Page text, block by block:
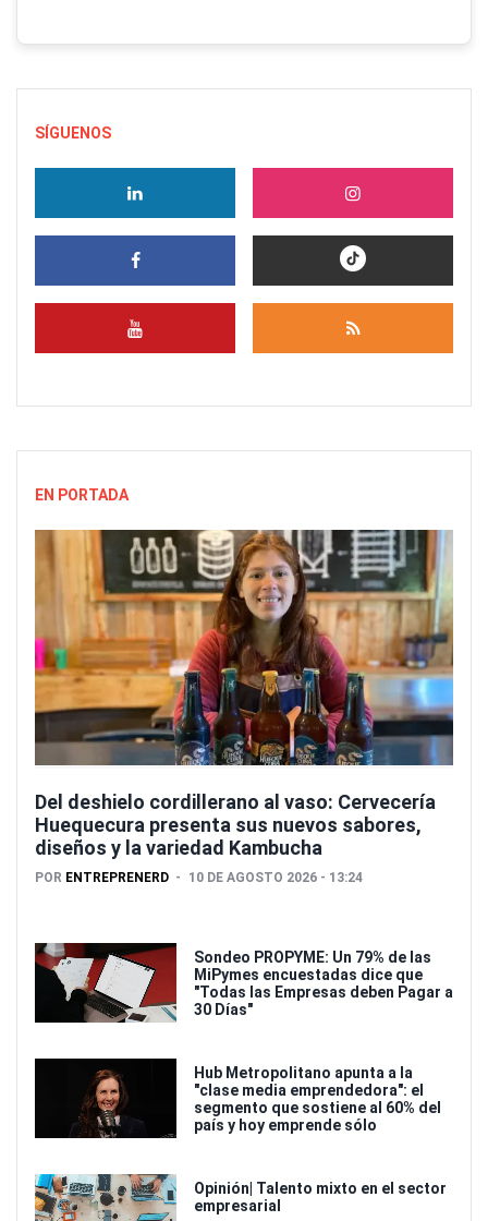
SÍGUENOS
EN PORTADA
Del deshielo cordillerano al vaso: Cervecería
Huequecura presenta sus nuevos sabores,
diseños y la variedad Kambucha
POR ENTREPRENERD 10 DE AGOSTO 2026 - 13:24
Sondeo PROPYME: Un 79% de las
MiPymes encuestadas dice que
"Todas las Empresas deben Pagar a
30 Días"
Hub Metropolitano apunta a la
"clase media emprendedora": el
segmento que sostiene al 60% del
país y hoy emprende sólo
Opinión| Talento mixto en el sector
empresarial